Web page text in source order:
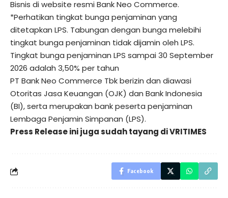
Bisnis di website resmiBank Neo Commerce.
*Perhatikan tingkat bunga penjaminan yang
ditetapkan LPS. Tabungan dengan bunga melebihi
tingkat bunga penjaminan tidak dijamin oleh LPS.
Tingkat bunga penjaminan LPS sampai 30 September
2026 adalah 3,50% per tahun
PT Bank Neo Commerce Tbk berizin dan diawasi
Otoritas Jasa Keuangan (OJK) dan Bank Indonesia
(BI), serta merupakan bank peserta penjaminan
Lembaga Penjamin Simpanan (LPS).
Press Release ini juga sudah tayang diVRITIMES
Facebook